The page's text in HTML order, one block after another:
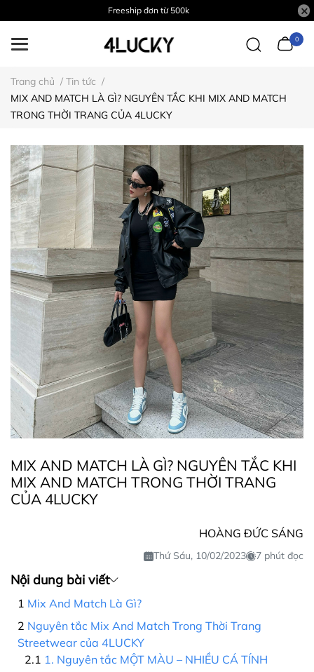
Freeship đơn từ 500k
0
Trang chủ / Tin tức /
MIX AND MATCH LÀ GÌ? NGUYÊN TẮC KHI MIX AND MATCH
TRONG THỜI TRANG CỦA 4LUCKY
MIX AND MATCH LÀ GÌ? NGUYÊN TẮC KHI
MIX AND MATCH TRONG THỜI TRANG
CỦA 4LUCKY
HOÀNG ĐỨC SÁNG
Thứ Sáu, 10/02/2023 7 phút đọc
Nội dung bài viết
Mix And Match Là Gì?
Nguyên tắc Mix And Match Trong Thời Trang
Streetwear của 4LUCKY
1. Nguyên tắc MỘT MÀU – NHIỀU CÁ TÍNH